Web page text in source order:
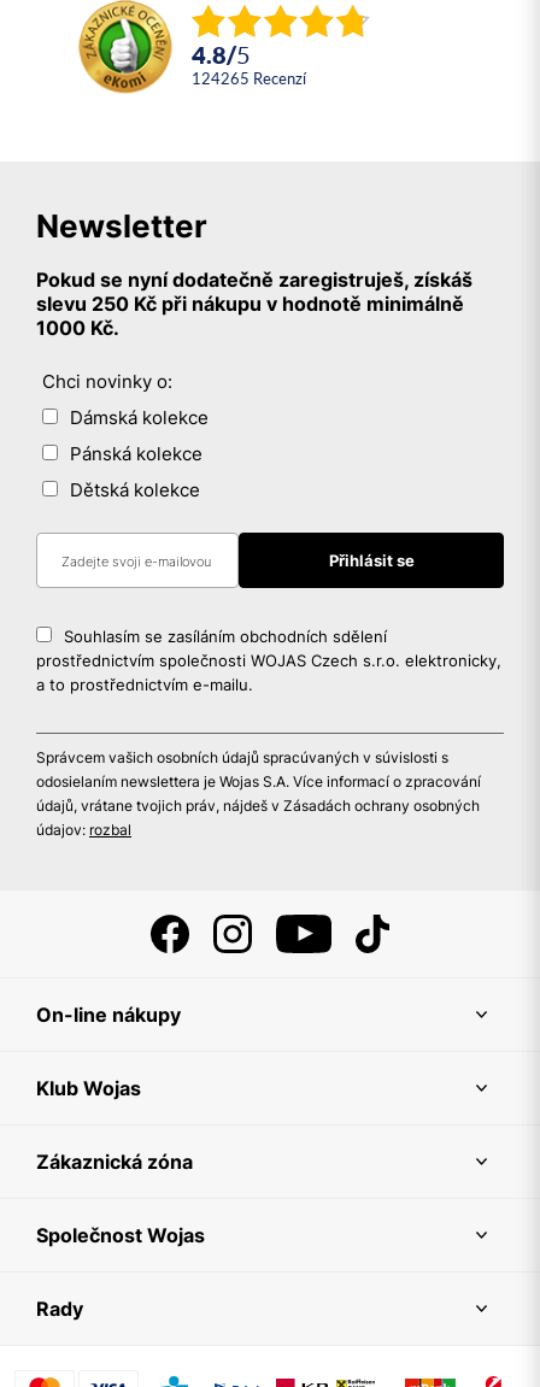
4.8/5
124265 recenzí
Newsletter
Pokud se nyní dodatečně zaregistruješ, získáš
slevu 250 Kč při nákupu v hodnotě minimálně
1000 Kč.
Chci novinky o:
Dámská kolekce
Pánská kolekce
Dětská kolekce
Souhlasím se zasíláním obchodních sdělení
prostřednictvím společnosti WOJAS Czech s.r.o. elektronicky,
a to prostřednictvím e-mailu.
Správcem vašich osobních údajů spracúvaných v súvislosti s
odosielaním newslettera je Wojas S.A. Více informací o zpracování
údajů, vrátane tvojich práv, nájdeš v Zásadách ochrany osobných
údajov: rozbal
On-line nákupy
Klub Wojas
Zákaznická zóna
Společnost Wojas
Rady